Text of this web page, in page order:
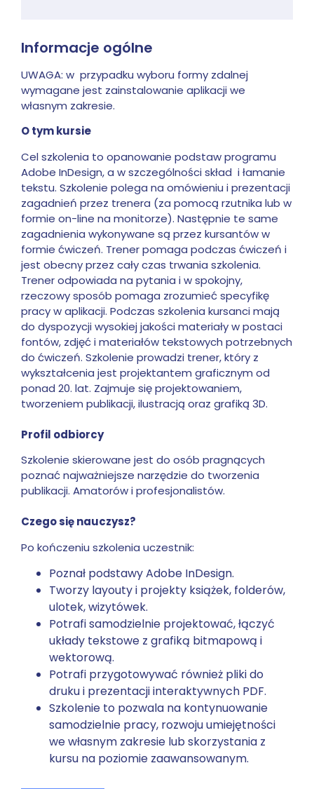
Informacje ogólne
UWAGA: w przypadku wyboru formy zdalnej
wymagane jest zainstalowanie aplikacji we
własnym zakresie.
O tym kursie
Cel szkolenia to opanowanie podstaw programu
Adobe InDesign, a w szczególności skład i łamanie
tekstu. Szkolenie polega na omówieniu i prezentacji
zagadnień przez trenera (za pomocą rzutnika lub w
formie on-line na monitorze). Następnie te same
zagadnienia wykonywane są przez kursantów w
formie ćwiczeń. Trener pomaga podczas ćwiczeń i
jest obecny przez cały czas trwania szkolenia.
Trener odpowiada na pytania i w spokojny,
rzeczowy sposób pomaga zrozumieć specyfikę
pracy w aplikacji. Podczas szkolenia kursanci mają
do dyspozycji wysokiej jakości materiały w postaci
fontów, zdjęć i materiałów tekstowych potrzebnych
do ćwiczeń. Szkolenie prowadzi trener, który z
wykształcenia jest projektantem graficznym od
ponad 20. lat. Zajmuje się projektowaniem,
tworzeniem publikacji, ilustracją oraz grafiką 3D.
Profil odbiorcy
Szkolenie skierowane jest do osób pragnących
poznać najważniejsze narzędzie do tworzenia
publikacji. Amatorów i profesjonalistów.
Czego się nauczysz?
Po kończeniu szkolenia uczestnik:
Poznał podstawy Adobe InDesign.
Tworzy layouty i projekty książek, folderów,
ulotek, wizytówek.
Potrafi samodzielnie projektować, łączyć
układy tekstowe z grafiką bitmapową i
wektorową.
Potrafi przygotowywać również pliki do
druku i prezentacji interaktywnych PDF.
Szkolenie to pozwala na kontynuowanie
samodzielnie pracy, rozwoju umiejętności
we własnym zakresie lub skorzystania z
kursu na poziomie zaawansowanym.